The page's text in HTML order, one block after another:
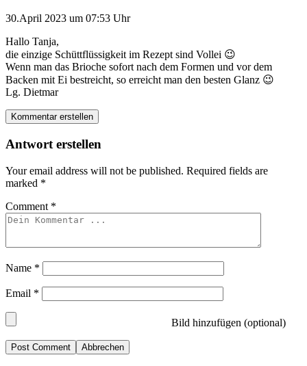
30.April 2023 um 07:53 Uhr
Hallo Tanja,
die einzige Schüttflüssigkeit im Rezept sind Vollei 😉
Wenn man das Brioche sofort nach dem Formen und vor dem
Backen mit Ei bestreicht, so erreicht man den besten Glanz 😉
Lg. Dietmar
Kommentar erstellen
Antwort erstellen
Your email address will not be published. Required fields are
marked *
Comment *
Name *
Email *
Bild hinzufügen (optional)
Abbrechen